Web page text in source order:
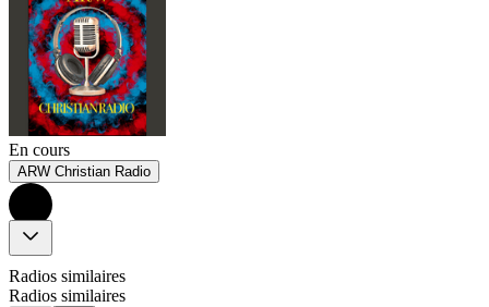
En cours
ARW Christian Radio
Radios similaires
Radios similaires